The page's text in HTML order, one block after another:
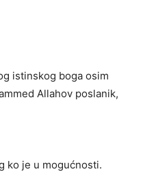
istinskog boga osim
Allahov poslanik,
ko je u mogućnosti.